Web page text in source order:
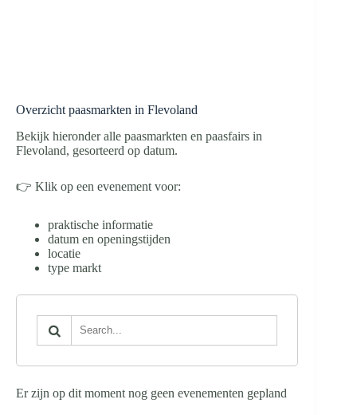
Overzicht paasmarkten in Flevoland
Bekijk hieronder alle paasmarkten en paasfairs in
Flevoland, gesorteerd op datum.
👉 Klik op een evenement voor:
praktische informatie
datum en openingstijden
locatie
type markt
Er zijn op dit moment nog geen evenementen gepland